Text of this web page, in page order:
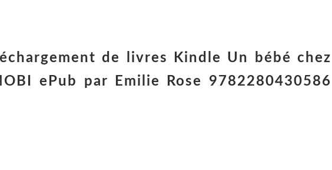
de livres Kindle Un bébé chez
ePub par Emilie Rose 9782280430586